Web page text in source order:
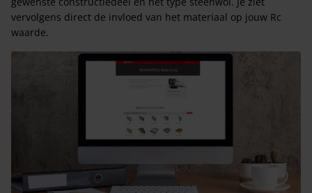
vervolgens direct de invloed van het materiaal op jouw Rc
waarde.